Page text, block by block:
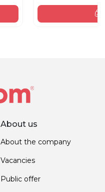
About us
About the company
Vacancies
Public offer